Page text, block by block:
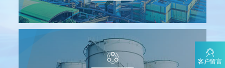
客户留言